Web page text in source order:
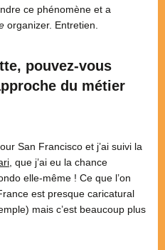
ce phénomène et a
organizer. Entretien.
pouvez-vous
du métier
San Francisco et j’ai suivi la
, que j’ai eu la chance
elle-même ! Ce que l’on
est presque caricatural
mais c’est beaucoup plus